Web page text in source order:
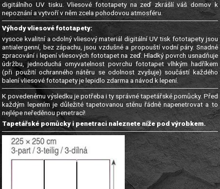
digitálního UV tisku. Vliesové fototapety na zeď zkrášlí váš domov k
nepoznání a vytvoří v něm zcela pohodovou atmosféru.
Výhody vliesové fototapety:
vysoce kvalitní a odolný vliesový materiál digitální UV tisk fototapety jsou
antialergenní, bez zápachu, jsou vzdušné a propouští vodní páry. Snadné
zpracování i lepení vliesových fototapet na zeď. Hladký povrch usnadňuje
údržbu, jednoduchá omyvatelnost povrchu fototapet vlhkým hadříkem
(při použití ochranného nátěru se odolnost zvyšuje) součástí každého
balení vliesové fototapety je lepidlo zdarma a návod k lepení.
K povedenému výsledku je potřeba i ty správné tapetářské pomůcky. Před
každým lepením je důležité tapetovanou stěnu řádně napenetrovat a to
nejlépe neředěnou penetrací!
Tapetářské pomůcky i penetraci naleznete níže pod výrobkem.